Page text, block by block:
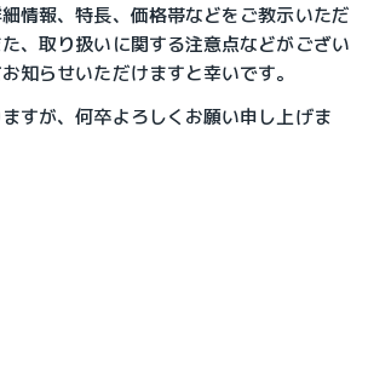
情報、特長、価格帯などをご教示いただ
、取り扱いに関する注意点などがござい
知らせいただけますと幸いです。
すが、何卒よろしくお願い申し上げま